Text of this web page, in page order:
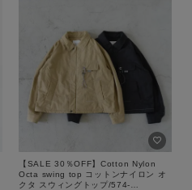
【SALE 30％OFF】Cotton Nylon
Octa swing top コットンナイロン オ
クタ スウィングトップ/574-